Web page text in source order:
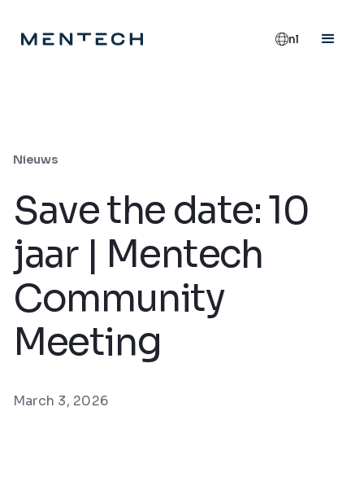
nl
Nieuws
Save the date: 10
jaar | Mentech
Community
Meeting
March 3, 2026